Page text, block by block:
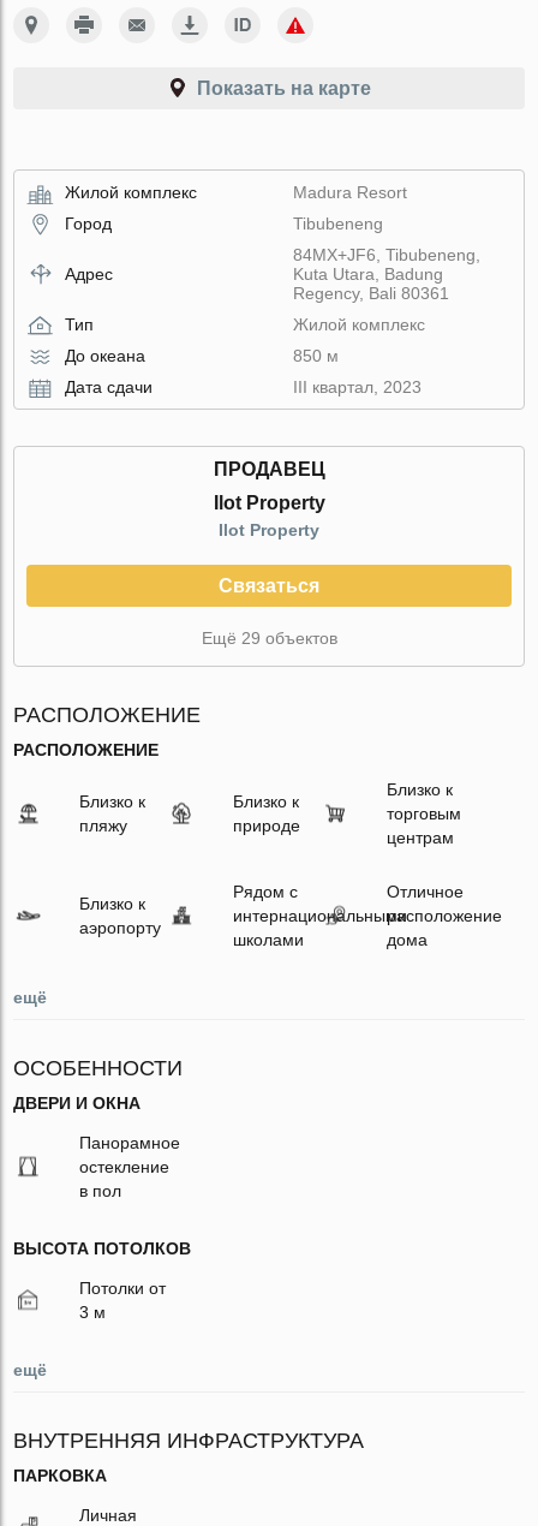
Показать на карте
Жилой комплекс
Madura Resort
Город
Tibubeneng
Адрес
84MX+JF6, Tibubeneng,
Kuta Utara, Badung
Regency, Bali 80361
Тип
Жилой комплекс
До океана
850 м
Дата сдачи
III квартал, 2023
ПРОДАВЕЦ
Ilot Property
Ilot Property
Связаться
Ещё 29 объектов
РАСПОЛОЖЕНИЕ
РАСПОЛОЖЕНИЕ
Близко к
пляжу
Близко к
природе
Близко к
торговым
центрам
Близко к
аэропорту
Рядом с
интернациональными
школами
Отличное
расположение
дома
ещё
ОСОБЕННОСТИ
ДВЕРИ И ОКНА
Панорамное
остекление
в пол
ВЫСОТА ПОТОЛКОВ
Потолки от
3 м
ещё
ВНУТРЕННЯЯ ИНФРАСТРУКТУРА
ПАРКОВКА
Личная